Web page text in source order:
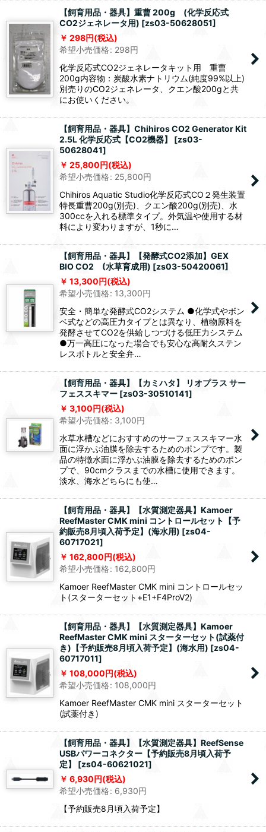
【飼育用品・器具】重曹 200g (化学反応式
CO2ジェネレータ用) [zs03-50628051]
298円(税込)
希望小売価格: 298円
化学反応式CO2ジェネレータキット用 重曹
200g内容物：炭酸水素ナトリウム(純度99%以上)
別売りのCO2ジェネレータ、クエン酸200gと共
にお使いください。
【飼育用品・器具】Chihiros CO2 Generator Kit
2.5L 化学反応式【CO2機器】
[zs03-
50628041]
25,800円(税込)
希望小売価格: 25,800円
Chihiros Aquatic Studio化学反応式CO２発生装置
特長重曹200g(別売)、クエン酸200g(別売)、水
300ccを入れる標準タイプ。外気温や使用する材
料により変わりますが、1秒に…
【飼育用品・器具】【発酵式CO2添加】GEX
BIO CO2 (水草育成用) [zs03-50420061]
13,300円(税込)
希望小売価格: 13,300円
安全・簡単な発酵式CO2システム ●化学式やボン
ベ式などの高圧力タイプとは異なり、植物原料を
発酵させてCO2を供給しつづける低圧力システム
●万一高圧になった場合でも安心な高耐久ステン
レスボトルと安全弁…
【飼育用品・器具】【カミハタ】 リオプラス サー
フェススキマー [zs03-30510141]
3,100円(税込)
希望小売価格: 3,100円
水草水槽などにおすすめのサーフェススキマー水
面に浮かぶ油膜を除去するためのポンプです。製
品の特徴水面に浮かぶ油膜を除去するためのポン
プで、90cmクラスまでの水槽に使用できます。
淡水、海水どちらにも使…
【飼育用品・器具】【水質測定器具】Kamoer
ReefMaster CMK mini コントロールセット【予
約販売8月頃入荷予定】(海水用) [zs04-
60717021]
162,800円(税込)
希望小売価格: 162,800円
Kamoer ReefMaster CMK mini コントロールセッ
ト(スターターセット+E1+F4ProV2)
【飼育用品・器具】【水質測定器具】Kamoer
ReefMaster CMK mini スターターセット(試薬付
き)【予約販売8月頃入荷予定】(海水用) [zs04-
60717011]
108,000円(税込)
希望小売価格: 108,000円
Kamoer ReefMaster CMK mini スターターセット
(試薬付き)
【飼育用品・器具】【水質測定器具】ReefSense
USBパワーコネクター【予約販売8月頃入荷予
定】
[zs04-60621021]
6,930円(税込)
希望小売価格: 6,930円
【予約販売8月頃入荷予定】